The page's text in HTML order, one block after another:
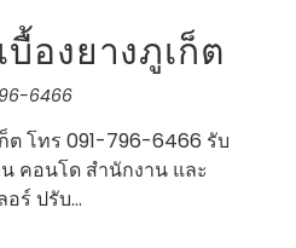
องยางภูเก็ต
6466
ต โทร 091-796-6466 รับ
คอนโด สำนักงาน และ
ร์ ปรับ…